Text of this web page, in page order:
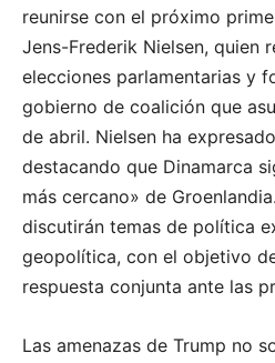
reunirse con el próximo
Jens-Frederik Nielsen, quien
elecciones parlamentarias y
gobierno de coalición que
de abril. Nielsen ha
destacando que Dinamarca
más cercano» de
discutirán temas de política
geopolítica, con el objetivo
respuesta conjunta ante las
Las amenazas de Trump no